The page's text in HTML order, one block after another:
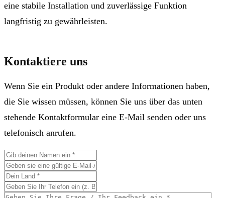
eine stabile Installation und zuverlässige Funktion
langfristig zu gewährleisten.
Kontaktiere uns
Wenn Sie ein Produkt oder andere Informationen haben,
die Sie wissen müssen, können Sie uns über das unten
stehende Kontaktformular eine E-Mail senden oder uns
telefonisch anrufen.